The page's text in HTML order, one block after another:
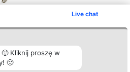
Live chat
Kliknij proszę w
🙂
Lista
Kontakt